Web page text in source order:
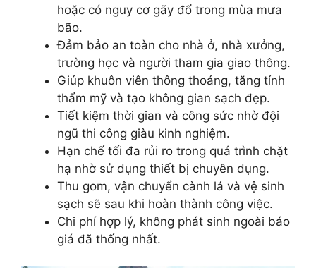
hoặc có nguy cơ gãy đổ trong mùa mưa
bão.
Đảm bảo an toàn cho nhà ở, nhà xưởng,
trường học và người tham gia giao thông.
Giúp khuôn viên thông thoáng, tăng tính
thẩm mỹ và tạo không gian sạch đẹp.
Tiết kiệm thời gian và công sức nhờ đội
ngũ thi công giàu kinh nghiệm.
Hạn chế tối đa rủi ro trong quá trình chặt
hạ nhờ sử dụng thiết bị chuyên dụng.
Thu gom, vận chuyển cành lá và vệ sinh
sạch sẽ sau khi hoàn thành công việc.
Chi phí hợp lý, không phát sinh ngoài báo
giá đã thống nhất.